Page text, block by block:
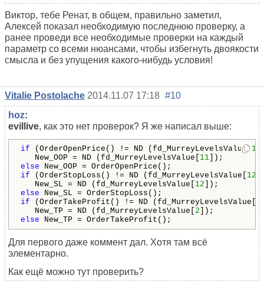
Виктор, тебе Ренат, в общем, правильно заметил,
Алексей показал необходимую последнюю проверку, а
ранее проведи все необходимые проверки на каждый
параметр со всеми нюансами, чтобы избегнуть двоякости
смысла и без упущения какого-нибудь условия!
Vitalie Postolache 2014.11.07 17:18 #10
hoz:
evillive, как это нет проверок? Я же написал выше:
if (OrderOpenPrice() != ND (fd_MurreyLevelsValue[ 11
New_OOP = ND (fd_MurreyLevelsValue[ 11
else
if (OrderStopLoss() != ND (fd_MurreyLevelsValue[ 12
New_SL = ND (fd_MurreyLevelsValue[ 12
else
if (OrderTakeProfit() != ND (fd_MurreyLevelsValue[ 2
New_TP = ND (fd_MurreyLevelsValue[ 2
else New_TP = OrderTakeProfit();
Для первого даже коммент дал. Хотя там всё
элементарно.
Как ещё можно тут проверить?